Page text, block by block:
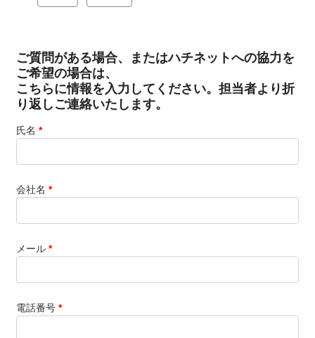
ご質問がある場合、またはハチネットへの協力を
ご希望の場合は、
こちらに情報を入力してください。担当者より折
り返しご連絡いたします。
氏名 *
会社名 *
メール *
電話番号 *